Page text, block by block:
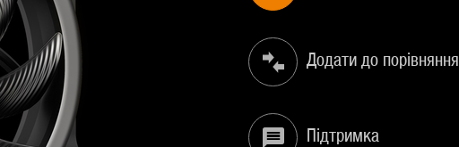
Додати до порівняння
Підтримка